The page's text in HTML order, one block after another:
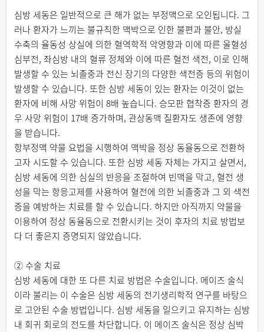
심방 세동은 일반적으로 큰 해가 없는 부정맥으로 오인됩니다. 그
러나 환자가 느끼는 불규칙한 맥박으로 인한 불편과 불안, 방실
수축의 율동성 상실에 의한 혈역학적 악영향과 이에 따른 울혈성
심부전, 좌심방 내의 혈류 정체와 이에 따른 혈전 색전, 이로 인해
발생할 수 있는 뇌졸중과 전신 장기의 다양한 색전증 등의 위험이
발생할 수 있습니다. 또한 심방 세동이 있는 환자는 이것이 없는
환자에 비해 사망 위험이 8배 높습니다. 승모판 협착증 환자의 경
우 사망 위험이 17배 증가하며, 관상동맥 질환자도 생존에 영향
을 받습니다.
항부정맥 약물 요법을 시행하여 맥박을 정상 동율동으로 전환하
고자 시도할 수 있습니다. 또한 심방 세동 자체는 가지고 살면서,
심방 세동에 의한 심실의 반응을 조절하여 빈맥을 막고, 혈전 생
성을 막는 항응고제를 사용하여 혈전에 의한 뇌졸중과 그 외 색전
증을 예방하는 치료를 할 수 있습니다. 하지만 아직까지 약물을
이용하여 정상 동율동으로 전환시키는 것이 후자의 치료 방법보
다 더 좋은지 증명되지 않았습니다.
② 수술 치료
심방 세동에 대한 또 다른 치료 방법은 수술입니다. 메이즈 술식
이라 불리는 이 수술은 심방 세동의 전기생리학적 연구를 바탕으
로 고안된 수술 방법입니다. 심방 세동을 일으키고 유지하는 심방
내 회귀 회로의 전도를 차단합니다. 이 메이즈 술식은 정상 심박